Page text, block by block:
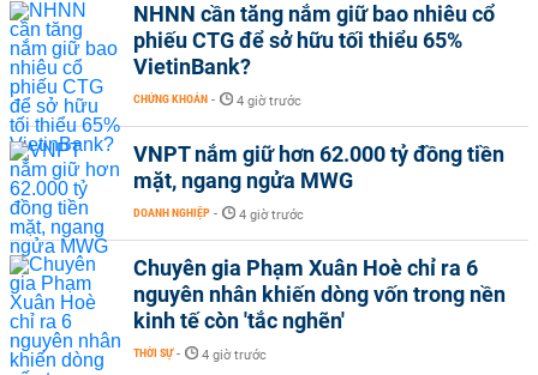
NHNN cần tăng nắm giữ bao nhiêu cổ
phiếu CTG để sở hữu tối thiểu 65%
VietinBank?
CHỨNG KHOÁN - 4 giờ trước
VNPT nắm giữ hơn 62.000 tỷ đồng tiền
mặt, ngang ngửa MWG
DOANH NGHIỆP - 4 giờ trước
Chuyên gia Phạm Xuân Hoè chỉ ra 6
nguyên nhân khiến dòng vốn trong nền
kinh tế còn 'tắc nghẽn'
THỜI SỰ - 4 giờ trước